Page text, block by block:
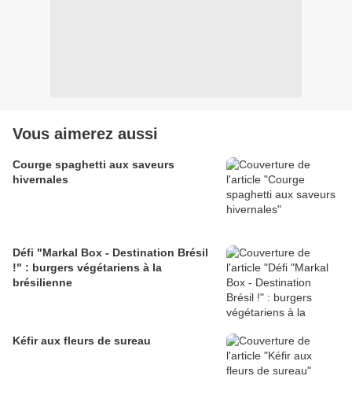
Vous aimerez aussi
Courge spaghetti aux saveurs
hivernales
Défi "Markal Box - Destination Brésil
!" : burgers végétariens à la
brésilienne
Kéfir aux fleurs de sureau